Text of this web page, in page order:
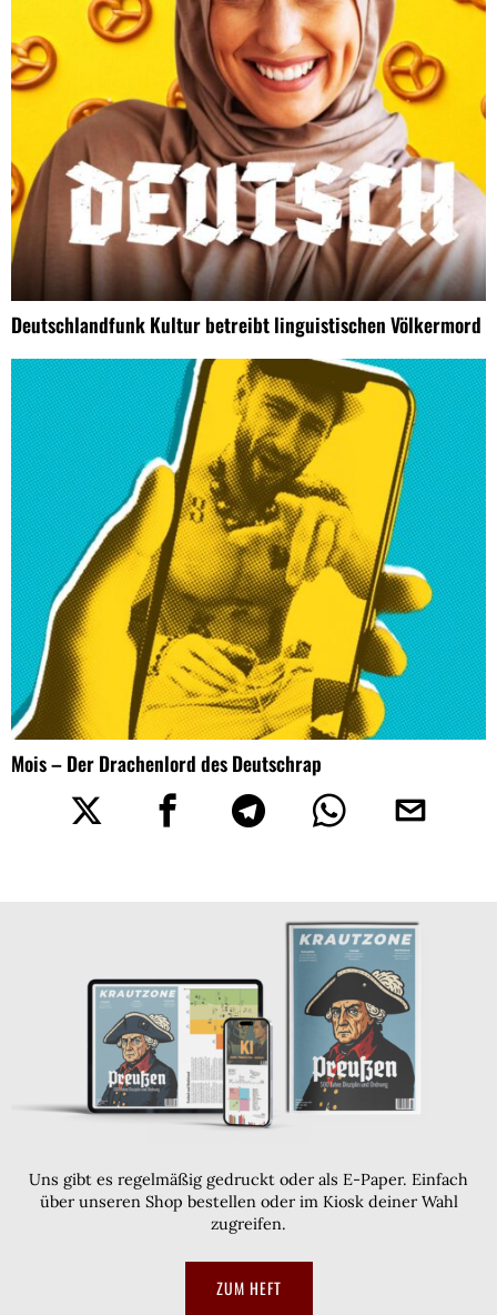
Deutschlandfunk Kultur betreibt linguistischen Völkermord
Mois – Der Drachenlord des Deutschrap
Uns gibt es regelmäßig gedruckt oder als E-Paper. Einfach
über unseren Shop bestellen oder im Kiosk deiner Wahl
zugreifen.
ZUM HEFT